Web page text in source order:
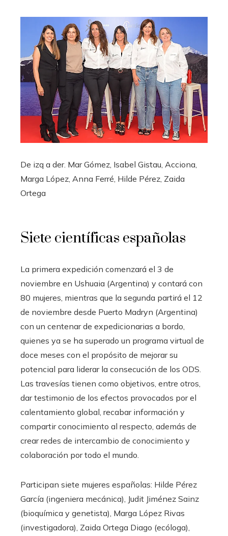
De izq a der. Mar Gómez, Isabel Gistau, Acciona,
Marga López, Anna Ferré, Hilde Pérez, Zaida
Ortega
Siete científicas españolas
La primera expedición comenzará el 3 de
noviembre en Ushuaia (Argentina) y contará con
80 mujeres, mientras que la segunda partirá el 12
de noviembre desde Puerto Madryn (Argentina)
con un centenar de expedicionarias a bordo,
quienes ya se ha superado un programa virtual de
doce meses con el propósito de mejorar su
potencial para liderar la consecución de los ODS.
Las travesías tienen como objetivos, entre otros,
dar testimonio de los efectos provocados por el
calentamiento global, recabar información y
compartir conocimiento al respecto, además de
crear redes de intercambio de conocimiento y
colaboración por todo el mundo.
Participan siete mujeres españolas: Hilde Pérez
García (ingeniera mecánica), Judit Jiménez Sainz
(bioquímica y genetista), Marga López Rivas
(investigadora), Zaida Ortega Diago (ecóloga),